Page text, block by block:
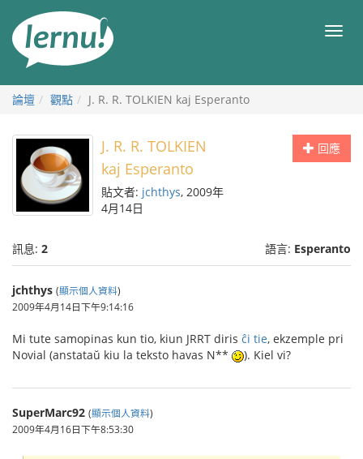
目
論壇 觀點 J. R. R. TOLKIEN kaj Esperanto
回應
J. R. R. TOLKIEN
kaj Esperanto
貼文者: jchthys, 2009年
4月14日
訊息: 2 語言: Esperanto
jchthys (顯示個人資料)
2009年4月14日下午9:14:16
Mi tute samopinas kun tio, kiun JRRT diris ĉi tie, ekzemple pri
Novial (anstataŭ kiu la teksto havas N** ). Kiel vi?
SuperMarc92 (顯示個人資料)
2009年4月16日下午8:53:30